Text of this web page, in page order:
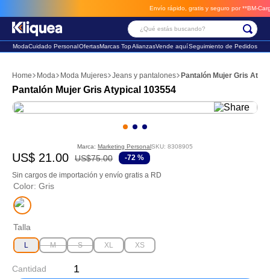
Envío rápido, gratis y seguro por **BM-Cargo**
¿Qué estás buscando?
ModaCuidado PersonalOfertasMarcas TopAlianzasVende aquíSeguimiento de Pedidos
Moda Moda Mujeres Jeans y pantalones Pantalón Mujer Gris
Pantalón Mujer Gris Atypical 103554
Marca: Marketing PersonalSKU: 8308905
US$ 21.00 US$75.00 -72 %
Sin cargos de importación y envío gratis a RD
Color: Gris
Talla
L M S XL XS
Cantidad
2. sandalia